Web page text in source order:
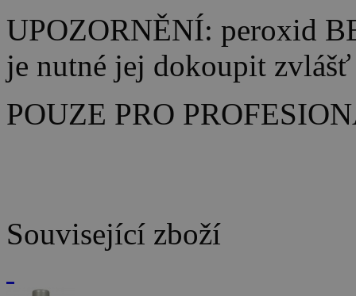
UPOZORNĚNÍ: peroxid
je nutné jej dokoupit zvlášť
POUZE PRO
Související zboží